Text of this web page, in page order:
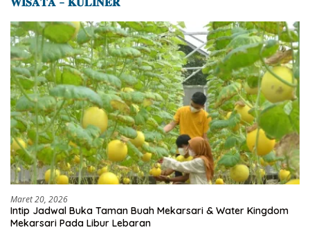
Maret 20, 2026
Intip Jadwal Buka Taman Buah Mekarsari & Water Kingdom
Mekarsari Pada Libur Lebaran